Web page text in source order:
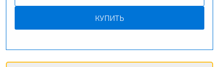
КУПИТЬ